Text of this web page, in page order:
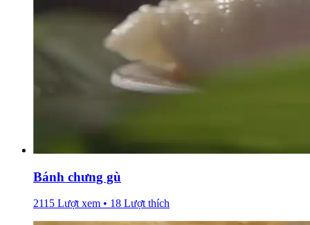
Bánh chưng gù
2115 Lượt xem • 18 Lượt thích